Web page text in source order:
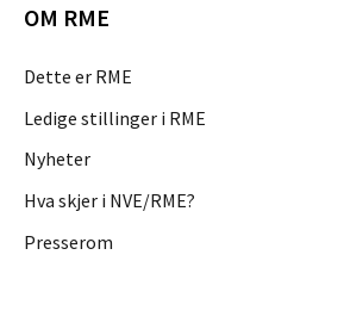
OM RME
Dette er RME
Ledige stillinger i RME
Nyheter
Hva skjer i NVE/RME?
Presserom